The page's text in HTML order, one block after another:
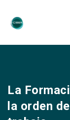
La
la orden